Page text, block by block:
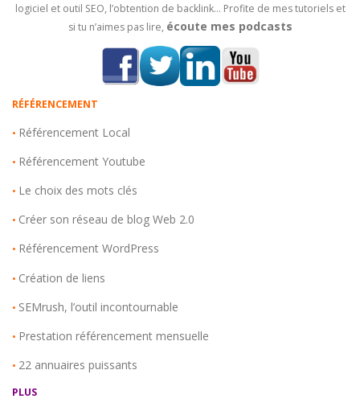
logiciel et outil SEO, l’obtention de backlink… Profite de mes tutoriels et
si tu n’aimes pas lire, écoute mes podcasts
RÉFÉRENCEMENT
• Référencement Local
• Référencement Youtube
• Le choix des mots clés
• Créer son réseau de blog Web 2.0
• Référencement WordPress
• Création de liens
• SEMrush, l’outil incontournable
• Prestation référencement mensuelle
• 22 annuaires puissants
PLUS